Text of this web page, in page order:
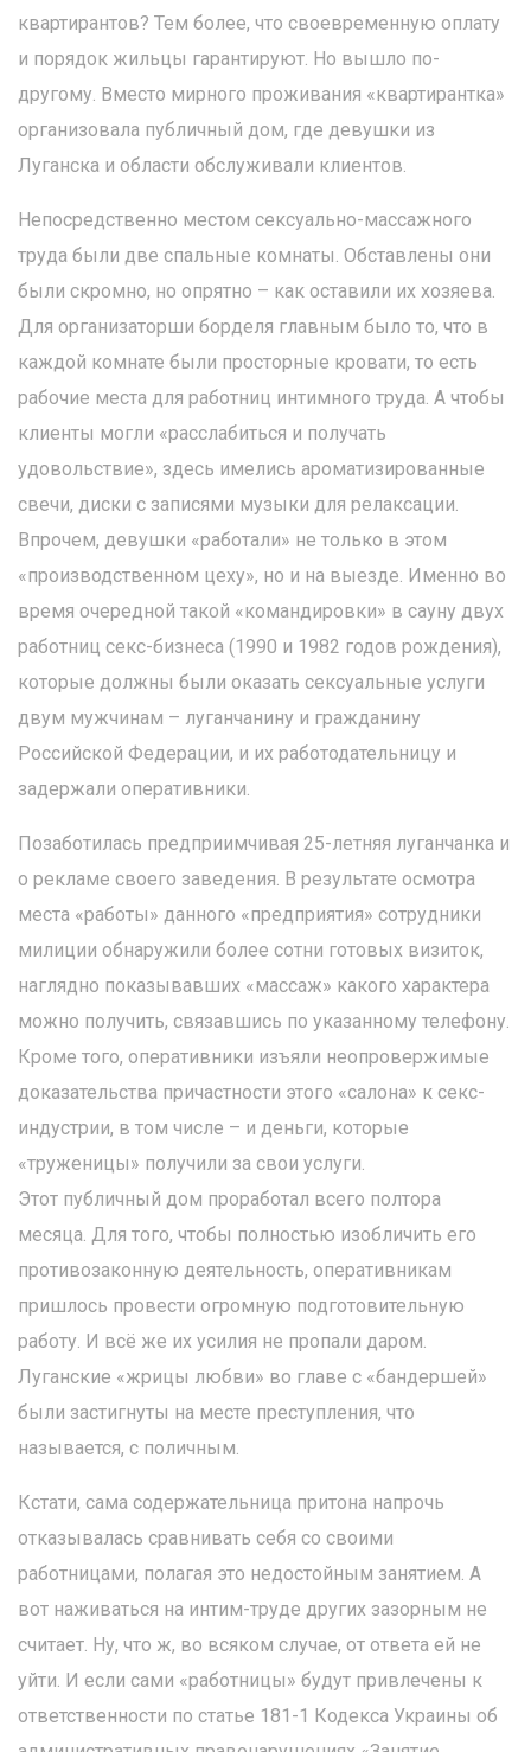
квартирантов? Тем более, что своевременную оплату
и порядок жильцы гарантируют. Но вышло по-
другому. Вместо мирного проживания «квартирантка»
организовала публичный дом, где девушки из
Луганска и области обслуживали клиентов.
Непосредственно местом сексуально-массажного
труда были две спальные комнаты. Обставлены они
были скромно, но опрятно – как оставили их хозяева.
Для организаторши борделя главным было то, что в
каждой комнате были просторные кровати, то есть
рабочие места для работниц интимного труда. А чтобы
клиенты могли «расслабиться и получать
удовольствие», здесь имелись ароматизированные
свечи, диски с записями музыки для релаксации.
Впрочем, девушки «работали» не только в этом
«производственном цеху», но и на выезде. Именно во
время очередной такой «командировки» в сауну двух
работниц секс-бизнеса (1990 и 1982 годов рождения),
которые должны были оказать сексуальные услуги
двум мужчинам – луганчанину и гражданину
Российской Федерации, и их работодательницу и
задержали оперативники.
Позаботилась предприимчивая 25-летняя луганчанка и
о рекламе своего заведения. В результате осмотра
места «работы» данного «предприятия» сотрудники
милиции обнаружили более сотни готовых визиток,
наглядно показывавших «массаж» какого характера
можно получить, связавшись по указанному телефону.
Кроме того, оперативники изъяли неопровержимые
доказательства причастности этого «салона» к секс-
индустрии, в том числе – и деньги, которые
«труженицы» получили за свои услуги.
Этот публичный дом проработал всего полтора
месяца. Для того, чтобы полностью изобличить его
противозаконную деятельность, оперативникам
пришлось провести огромную подготовительную
работу. И всё же их усилия не пропали даром.
Луганские «жрицы любви» во главе с «бандершей»
были застигнуты на месте преступления, что
называется, с поличным.
Кстати, сама содержательница притона напрочь
отказывалась сравнивать себя со своими
работницами, полагая это недостойным занятием. А
вот наживаться на интим-труде других зазорным не
считает. Ну, что ж, во всяком случае, от ответа ей не
уйти. И если сами «работницы» будут привлечены к
ответственности по статье 181-1 Кодекса Украины об